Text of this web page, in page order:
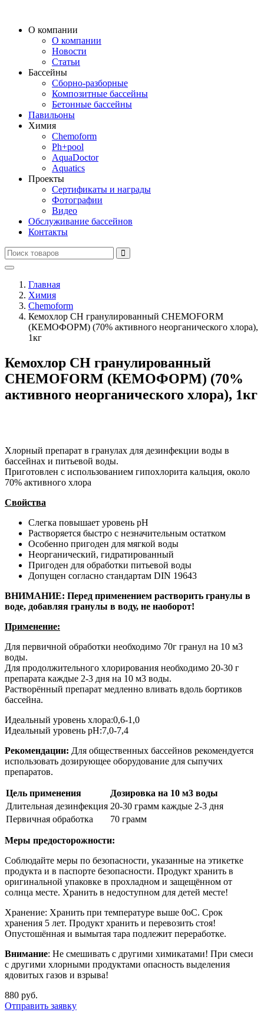
О компании
О компании
Новости
Статьи
Бассейны
Сборно-разборные
Композитные бассейны
Бетонные бассейны
Павильоны
Химия
Chemoform
Ph+pool
AquaDoctor
Aquatics
Проекты
Сертификаты и награды
Фотографии
Видео
Обслуживание бассейнов
Контакты
Главная
Химия
Chemoform
Кемохлор СН гранулированный CHEMOFORM
(КЕМОФОРМ) (70% активного неорганического хлора),
1кг
Кемохлор СН гранулированный
CHEMOFORM (КЕМОФОРМ) (70%
активного неорганического хлора), 1кг
Хлорный препарат в гранулах для дезинфекции воды в
бассейнах и питьевой воды.
Приготовлен с использованием гипохлорита кальция, около
70% активного хлора
Свойства
Слегка повышает уровень рН
Растворяется быстро с незначительным остатком
Особенно пригоден для мягкой воды
Неорганический, гидратированный
Пригоден для обработки питьевой воды
Допущен согласно стандартам DIN 19643
ВНИМАНИЕ: Перед применением растворить гранулы в
воде, добавляя гранулы в воду, не наоборот!
Применение:
Для первичной обработки необходимо 70г гранул на 10 м3
воды.
Для продолжительного хлорирования необходимо 20-30 г
препарата каждые 2-3 дня на 10 м3 воды.
Растворённый препарат медленно вливать вдоль бортиков
бассейна.
Идеальный уровень хлора:0,6-1,0
Идеальный уровень рН:7,0-7,4
Рекомендации: Для общественных бассейнов рекомендуется
использовать дозирующее оборудование для сыпучих
препаратов.
Цель применения
Дозировка на 10 м3 воды
Длительная дезинфекция 20-30 грамм каждые 2-3 дня
Первичная обработка
70 грамм
Меры предосторожности:
Соблюдайте меры по безопасности, указанные на этикетке
продукта и в паспорте безопасности. Продукт хранить в
оригинальной упаковке в прохладном и защещённом от
солнца месте. Хранить в недоступном для детей месте!
Хранение: Хранить при температуре выше 0оС. Срок
хранения 5 лет. Продукт хранить и перевозить стоя!
Опустошённая и вымытая тара подлежит переработке.
Внимание: Не смешивать с другими химикатами! При смеси
с другими хлорными продуктами опасность выделения
ядовитых газов и взрыва!
880 руб.
Отправить заявку